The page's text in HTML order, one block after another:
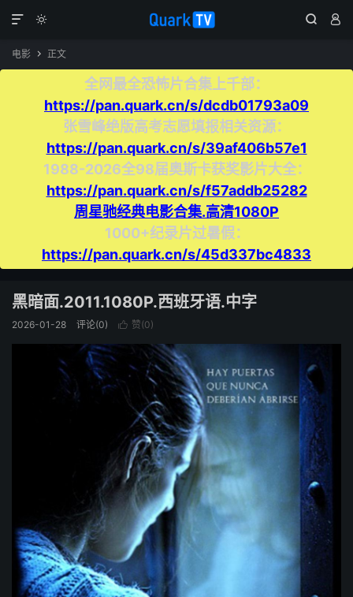
  

电影  正文
全网最全恐怖片合集上千部：
https://pan.quark.cn/s/dcdb01793a09
张雪峰绝版高考志愿填报相关资源：
https://pan.quark.cn/s/39af406b57e1
1988-2026全98届奥斯卡获奖影片大全：
https://pan.quark.cn/s/f57addb25282
周星驰经典电影合集.高清1080P
1000+纪录片过暑假：
https://pan.quark.cn/s/45d337bc4833
黑暗面.2011.1080P.西班牙语.中字
2026-01-28 评论(0)  赞(0)